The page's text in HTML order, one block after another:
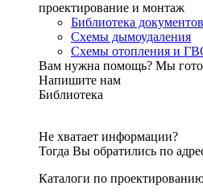
проектирование и монтаж
Библиотека документов
Схемы дымоудаления
Схемы отопления и
Вам нужна помощь? Мы
Напишите нам
Библиотека
Не хватает информации?
Тогда Вы обратились по
Каталоги по